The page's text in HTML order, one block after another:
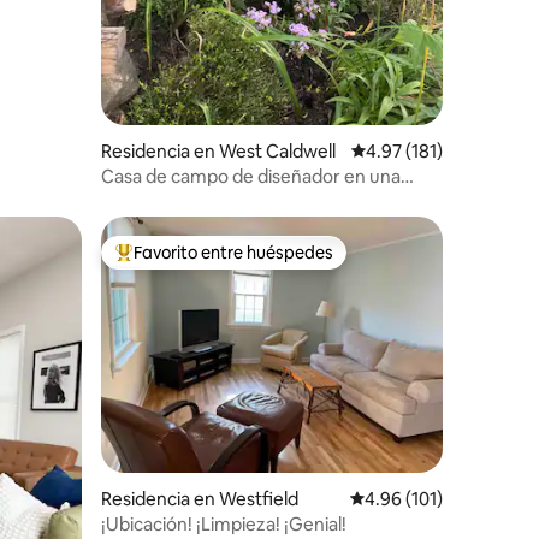
Residencia en West Caldwell Calificación promedio:
4.97 (181)
Casa de campo de diseñador en una
De los mejores en Favorito entre huéspedes
Favorito entre huéspedes
Residencia en Westfield Calificación promedio:
4.96 (101)
¡Ubicación! ¡Limpieza! ¡Genial!